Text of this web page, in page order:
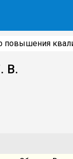
повышения
В.